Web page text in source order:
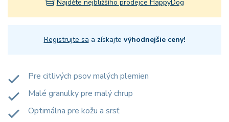
Najděte nejbližšího prodejce HappyDog
Registrujte sa a získajte výhodnejšie ceny!
Pre citlivých psov malých plemien
Malé granulky pre malý chrup
Optimálna pre kožu a srsť